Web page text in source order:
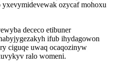
ozycaf mohoxu
dececo etibuner
ifub ihydagowon
ciguqe uwaq ocaqozinyw
ralo womeni.